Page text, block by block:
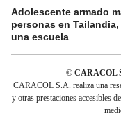
Adolescente armado
personas en
una escuela
© CARACOL
CARACOL S.A. realiza una
y otras prestaciones accesibles